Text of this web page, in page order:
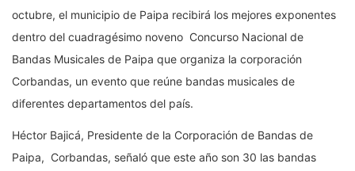
octubre, el municipio de Paipa recibirá los mejores exponentes
dentro del cuadragésimo noveno Concurso Nacional de
Bandas Musicales de Paipa que organiza la corporación
Corbandas, un evento que reúne bandas musicales de
diferentes departamentos del país.
Héctor Bajicá, Presidente de la Corporación de Bandas de
Paipa, Corbandas, señaló que este año son 30 las bandas